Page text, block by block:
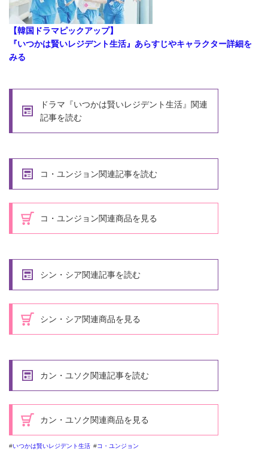
【韓国ドラマピックアップ】
『いつかは賢いレジデント生活』あらすじやキャラクター詳細を
みる
ドラマ『いつかは賢いレジデント生活』関連
記事を読む
コ・ユンジョン関連記事を読む
コ・ユンジョン関連商品を見る
シン・シア関連記事を読む
シン・シア関連商品を見る
カン・ユソク関連記事を読む
カン・ユソク関連商品を見る
いつかは賢いレジデント生活 コ・ユンジョン